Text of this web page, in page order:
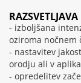
- izboljšana
oziroma nočnem
- nastavitev
orodju ali v
- opredelitev